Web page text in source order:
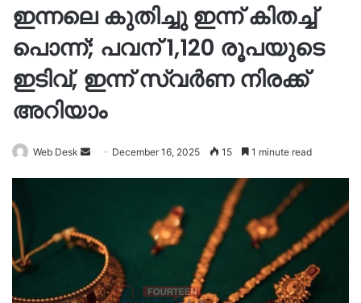
ഇന്നലെ കുതിച്ചു ഇന്ന് കിതച്ച്
പൊന്ന്; പവന് 1,120 രൂപയുടെ
ഇടിവ്, ഇന്ന് സ്വർണ നിരക്ക്
അറിയാം
Web Desk
Send December 16, 2025 15 1 minute read